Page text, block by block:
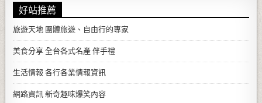
好站推薦
旅遊天地 團體旅遊、自由行的專家
美食分享 全台各式名產 伴手禮
生活情報 各行各業情報資訊
網路資訊 新奇趣味爆笑內容